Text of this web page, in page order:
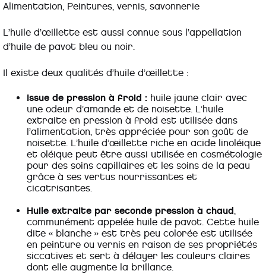
Alimentation, Peintures, vernis, savonnerie
L’huile d’œillette est aussi connue sous l’appellation
d’huile de pavot bleu ou noir.
Il existe deux qualités d’huile d’œillette :
Issue de pression à froid : huile jaune clair avec
une odeur d’amande et de noisette. L’huile
extraite en pression à froid est utilisée dans
l’alimentation, très appréciée pour son goût de
noisette. L’huile d’œillette riche en acide linoléique
et oléique peut être aussi utilisée en cosmétologie
pour des soins capillaires et les soins de la peau
grâce à ses vertus nourrissantes et
cicatrisantes.
Huile extraite par seconde pression à chaud,
communément appelée huile de pavot. Cette huile
dite « blanche » est très peu colorée est utilisée
en peinture ou vernis en raison de ses propriétés
siccatives et sert à délayer les couleurs claires
dont elle augmente la brillance.